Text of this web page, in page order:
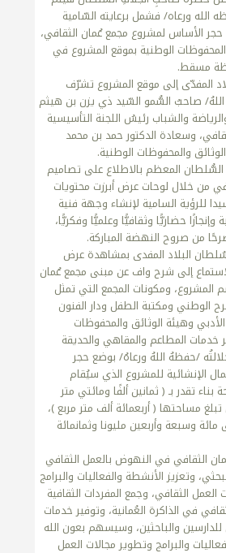
ورعاه/ فشمل برعايته السّامية
حجر الأساس لمشروع مجمع عُمان الثقافي،
الوطنية بموقع المشروع في
مسقط.
المفدّى إلى موقع المشروع تشرّف
اللهُ/ صاحبُ السُّمو السّيد ذي يزن بن هيثم
والشباب رئيسُ اللجنة التأسيسية
وسعادة الدكتور حمد بن محمد
والمحفوظات الوطنية.
المعظم بالاطلاع على تصاميم
من خلال لوحات عرض أبرزت محتويات
للرؤية السامية لإنشاء وجهة فنية
حضاريًّا وثقافيًّا وعلميًّا وفكريًّا،
من صروح النهضة المباركة.
البلاد المفدى بمشاهدة عرض
إلى شرح واف عن مبنى مجمع عُمان
ومكونات المجمع التي تمثل
الوطني ومكتبة الطفل ودار الفنون
وهيئة الوثائق والمحفوظات
خدمات المطاعم والمقاهي والحديقة
/حفظهُ اللهُ ورعاهُ/ بوضع حجر
الإنشائية للمشروع الذي سيُقام
تقدر بـ ( ثمانين ألفًا ومائتي متر
مساحتها ( أربعمائة ألف متر مربع )،
وسبعة وأربعين مليونا وثمانمائة
الثقافي في النهوض بالعمل الثقافي
وتعزيز الأنشطة والفعاليات والبرامج
العمل الثقافي، وجمع المفردات الثقافية
في الذاكرة العُمانية، وتوفير خدمات
والباحثين، وسيسهم بعون الله
والبرامج وتطوير مجالات العمل